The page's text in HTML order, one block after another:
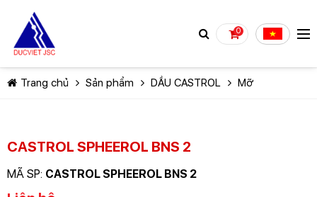
0
Trang chủ Sản phẩm DẦU CASTROL Mỡ
CASTROL SPHEEROL BNS 2
MÃ SP: CASTROL SPHEEROL BNS 2